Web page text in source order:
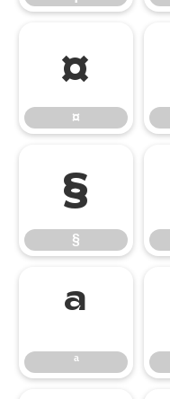
¤
¤
§
§
ª
ª